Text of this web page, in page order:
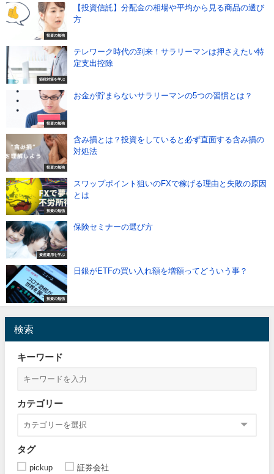
投資の勉強
【投資信託】分配金の相場や平均から見る商品の選び
方
節税対策を学ぶ
テレワーク時代の到来！サラリーマンは押さえたい特
定支出控除
投資の勉強
お金が貯まらないサラリーマンの5つの習慣とは？
投資の勉強
含み損とは？投資をしていると必ず直面する含み損の
対処法
投資の勉強
スワップポイント狙いのFXで稼げる理由と失敗の原因
とは
資産運用を学ぶ
保険セミナーの選び方
投資の勉強
日銀がETFの買い入れ額を増額ってどういう事？
検索
キーワード
カテゴリー
タグ
pickup 証券会社